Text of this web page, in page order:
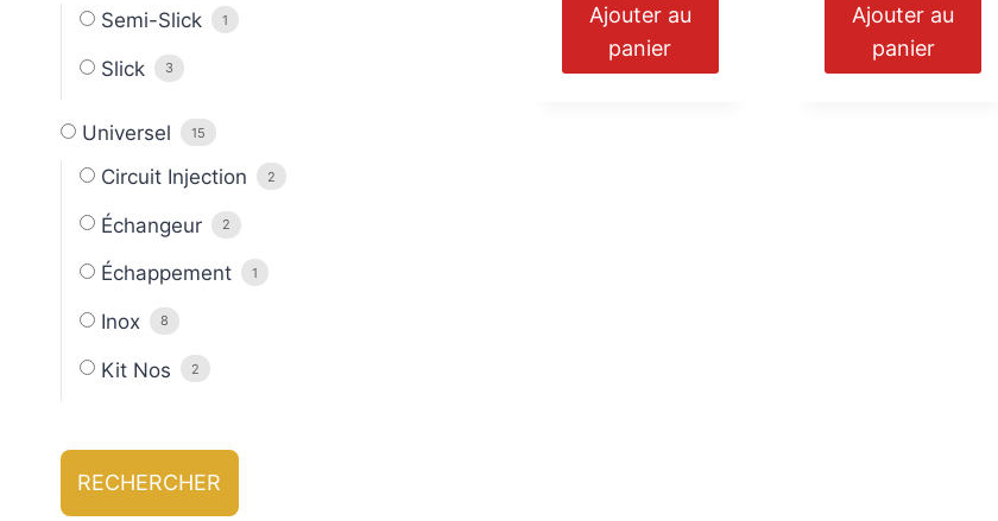
Ajouter au
panier
Ajouter au
panier
Semi-Slick 1
Slick 3
Universel 15
Circuit Injection 2
Échangeur 2
Échappement 1
Inox 8
Kit Nos 2
RECHERCHER